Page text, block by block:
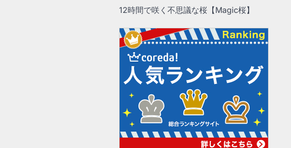
12時間で咲く不思議な桜【Magic桜】